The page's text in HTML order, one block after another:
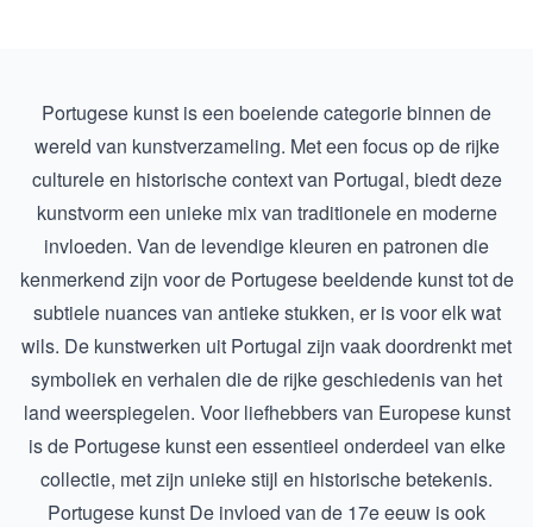
Portugese kunst is een boeiende categorie binnen de
wereld van kunstverzameling. Met een focus op de rijke
culturele en historische context van Portugal, biedt deze
kunstvorm een unieke mix van traditionele en moderne
invloeden. Van de levendige kleuren en patronen die
kenmerkend zijn voor de Portugese beeldende kunst tot de
subtiele nuances van antieke stukken, er is voor elk wat
wils. De kunstwerken uit Portugal zijn vaak doordrenkt met
symboliek en verhalen die de rijke geschiedenis van het
land weerspiegelen. Voor liefhebbers van Europese kunst
is de Portugese kunst een essentieel onderdeel van elke
collectie, met zijn unieke stijl en historische betekenis.
Portugese kunst De invloed van de 17e eeuw is ook